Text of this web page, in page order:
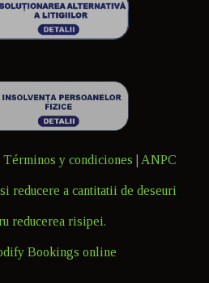
Términos y condiciones ANPC
reducere a cantitatii de deseuri
reducerea risipei.
Bookings online